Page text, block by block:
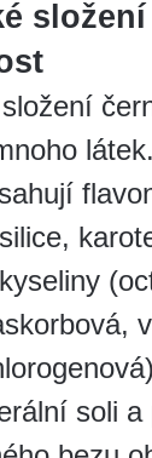
složení
soli a